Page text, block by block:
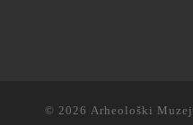
© 2026 Arheološki Muzej